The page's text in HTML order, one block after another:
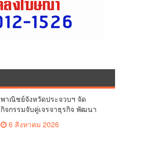
พาณิชย์จังหวัดประจวบฯ จัด
กิจกรรมจับคู่เจรจาธุรกิจ พัฒนา
ศักยภาพ ผู้ประกอบการ ขยายช่อง
ทางการค้า สู่การค้าระหว่าง
6 สิงหาคม 2026